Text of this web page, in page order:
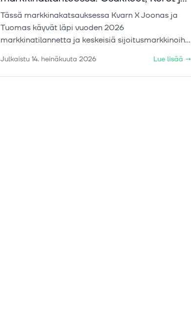
Kryptot
Tässä markkinakatsauksessa Kvarn X Joonas ja
Tuomas käyvät läpi vuoden 2026
markkinatilannetta ja keskeisiä sijoitusmarkkinoihin
osakemarkkinoiden kehitystä, eri sektoreiden
välisiä tuottoeroja sekä korkojen ja inflaatio-
Julkaistu 14. heinäkuuta 2026 Lue lisää →